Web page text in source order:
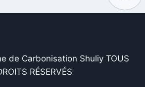
de Carbonisation Shuliy TOUS
RÉSERVÉS